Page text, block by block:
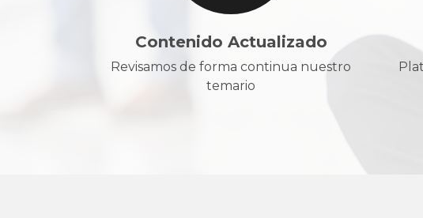
Contenido Actualizado
Revisamos de forma continua nuestro
temario